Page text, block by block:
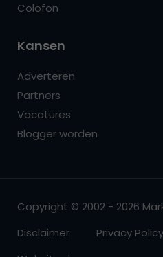
Colofon
Kansen
Adverteren
Partners
Vacatures
Blogger worden
Copyright © 2002 - 2026
Disclaimer
Privacy Policy